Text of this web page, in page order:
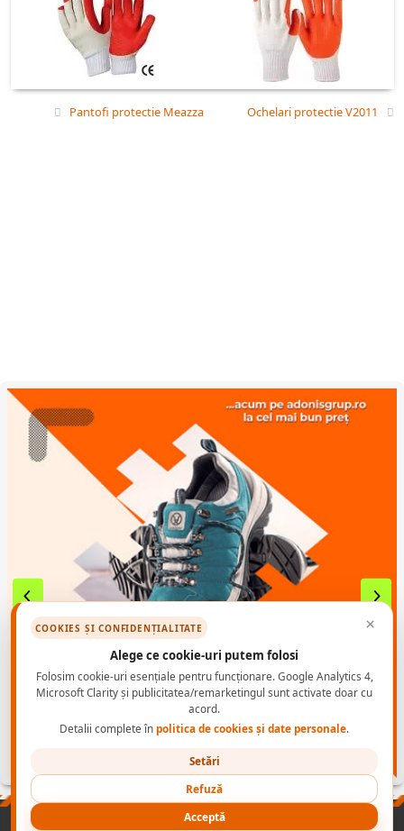
Pantofi protectie Meazza Ochelari protectie V2011
COOKIES ȘI CONFIDENȚIALITATE ×
Alege ce cookie-uri putem folosi
Folosim cookie-uri esențiale pentru funcționare. Google Analytics 4,
Microsoft Clarity și publicitatea/remarketingul sunt activate doar cu
acord.
Detalii complete în politica de cookies și date personale.
Setări
Refuză
Acceptă